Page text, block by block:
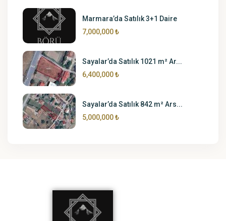
Marmara’da Satılık 3+1 Daire
7,000,000 ₺
Sayalar’da Satılık 1021 m² Ar...
6,400,000 ₺
Sayalar’da Satılık 842 m² Ars...
5,000,000 ₺